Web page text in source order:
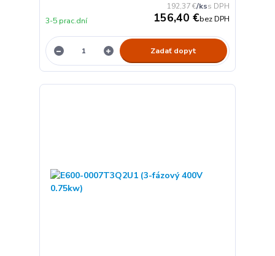
192,37 €/ks
156,40 €bez DPH
3-5 prac.dní
Zadať dopyt